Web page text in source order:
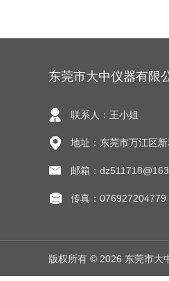
东莞市大中仪器有限
联系人：王小姐
地址：东莞市万江区
邮箱：
传真：076927204779
版权所有 © 2026 东莞市